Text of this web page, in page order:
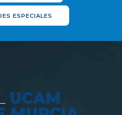
ESPECIALES
UCAM